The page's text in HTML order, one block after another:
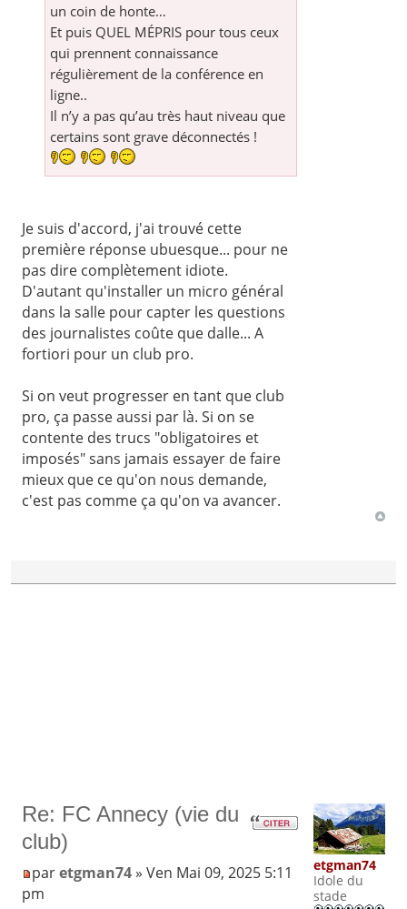
un coin de honte…
Et puis QUEL MÉPRIS pour tous ceux
qui prennent connaissance
régulièrement de la conférence en
ligne..
Il n’y a pas qu’au très haut niveau que
certains sont grave déconnectés !
Je suis d'accord, j'ai trouvé cette
première réponse ubuesque... pour ne
pas dire complètement idiote.
D'autant qu'installer un micro général
dans la salle pour capter les questions
des journalistes coûte que dalle... A
fortiori pour un club pro.
Si on veut progresser en tant que club
pro, ça passe aussi par là. Si on se
contente des trucs "obligatoires et
imposés" sans jamais essayer de faire
mieux que ce qu'on nous demande,
c'est pas comme ça qu'on va avancer.
Re: FC Annecy (vie du
club)
paretgman74» Ven Mai 09, 2025 5:11
pm
etgman74
Idole du
stade